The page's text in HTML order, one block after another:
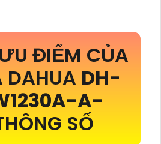
ĐIỂM CỦA
DAHUA DH-
A-
SỐ